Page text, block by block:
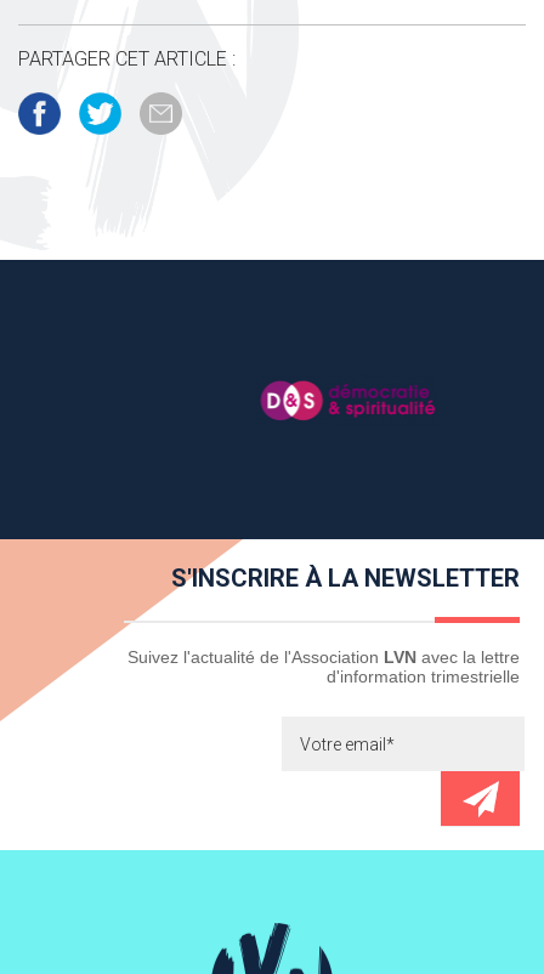
PARTAGER CET ARTICLE :
S'INSCRIRE À LA NEWSLETTER
Newsletter Suivez l'actualité de l'Association LVN avec la lettre
d'information trimestrielle